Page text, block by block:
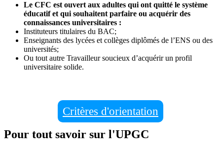
Le CFC est ouvert aux adultes qui ont quitté le système
éducatif et qui souhaitent parfaire ou acquérir des
connaissances universitaires :
Instituteurs titulaires du BAC;
Enseignants des lycées et collèges diplômés de l’ENS ou des
universités;
Ou tout autre Travailleur soucieux d’acquérir un profil
universitaire solide.
Critères d'orientation
Pour tout savoir sur l'UPGC